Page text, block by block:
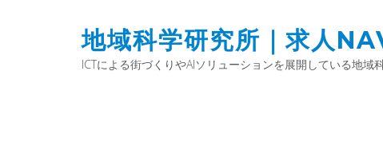
地域科学研究所｜求人
ICTによる街づくりやAIソリューションを展開している地